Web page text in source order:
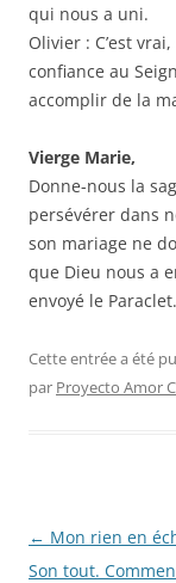
qui nous a uni.
Olivier : C’est
confiance au
accomplir de la
Vierge Marie,
Donne-nous la
persévérer dans
son mariage ne
que Dieu nous a
envoyé le
Cette entrée a été
par Proyecto Amor
Navigation
des
← Mon rien en
Son tout.